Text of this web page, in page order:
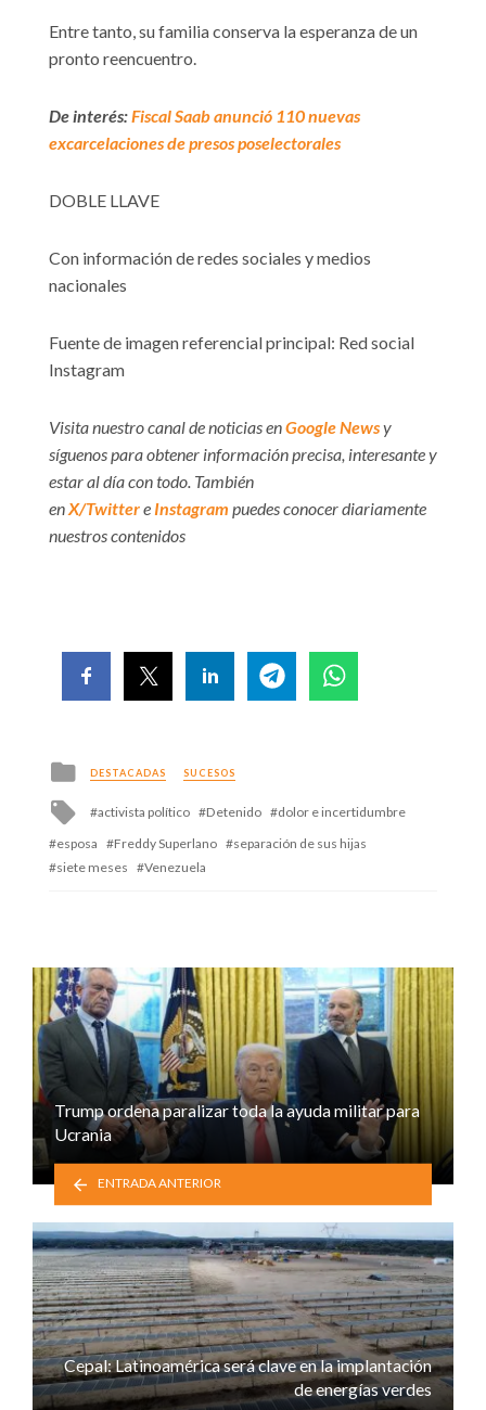
Entre tanto, su familia conserva la esperanza de un
pronto reencuentro.
De interés:Fiscal Saab anunció 110 nuevas
excarcelaciones de presos poselectorales
DOBLE LLAVE
Con información de redes sociales y medios
nacionales
Fuente de imagen referencial principal: Red social
Instagram
Visita nuestro canal de noticias enGoogle Newsy
síguenos para obtener información precisa, interesante y
estar al día con todo. También
enX/Twittere Instagram puedes conocer diariamente
nuestros contenidos
Posted
in
DESTACADAS SUCESOS
Tagged
activista político Detenido
dolor e incertidumbre
esposa
Freddy Superlano
separación de sus hijas
siete meses
Venezuela
Trump ordena paralizar toda la ayuda militar para
Ucrania
ENTRADA ANTERIOR
Cepal: Latinoamérica será clave en la implantación
de energías verdes